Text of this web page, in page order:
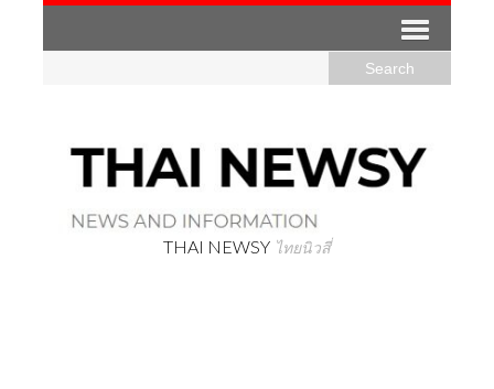
THAI NEWSY ไทยนิวสี่